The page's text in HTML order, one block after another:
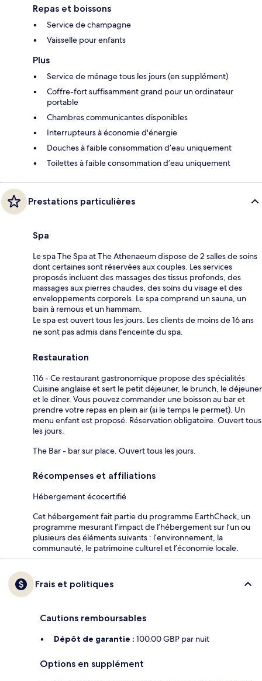
Repas et boissons
Service de champagne
Vaisselle pour enfants
Plus
Service de ménage tous les jours (en supplément)
Coffre-fort suffisamment grand pour un ordinateur
portable
Chambres communicantes disponibles
Interrupteurs à économie d'énergie
Douches à faible consommation d’eau uniquement
Toilettes à faible consommation d’eau uniquement
Prestations particulières
Spa
Le spa The Spa at The Athenaeum dispose de 2 salles de soins
dont certaines sont réservées aux couples. Les services
proposés incluent des massages des tissus profonds, des
massages aux pierres chaudes, des soins du visage et des
enveloppements corporels. Le spa comprend un sauna, un
bain à remous et un hammam.
Le spa est ouvert tous les jours. Les clients de moins de 16 ans
ne sont pas admis dans l'enceinte du spa.
Restauration
116 - Ce restaurant gastronomique propose des spécialités
Cuisine anglaise et sert le petit déjeuner, le brunch, le déjeuner
et le dîner. Vous pouvez commander une boisson au bar et
prendre votre repas en plein air (si le temps le permet). Un
menu enfant est proposé. Réservation obligatoire. Ouvert tous
les jours.
The Bar - bar sur place. Ouvert tous les jours.
Récompenses et affiliations
Hébergement écocertifié
Cet hébergement fait partie du programme EarthCheck, un
programme mesurant l’impact de l’hébergement sur l’un ou
plusieurs des éléments suivants : l’environnement, la
communauté, le patrimoine culturel et l’économie locale.
Frais et politiques
Cautions remboursables
Dépôt de garantie : 100.00 GBP par nuit
Options en supplément